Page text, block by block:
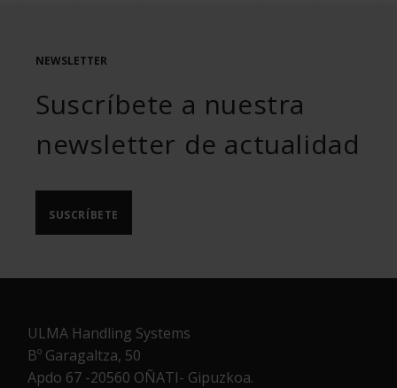
NEWSLETTER
Suscríbete a nuestra
newsletter de actualidad
SUSCRÍBETE
ULMA Handling Systems
Bº Garagaltza, 50
Apdo 67 -20560 OÑATI- Gipuzkoa.